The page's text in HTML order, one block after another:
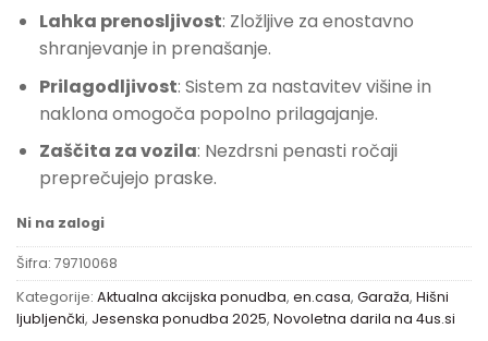
Lahka prenosljivost: Zložljive za enostavno
shranjevanje in prenašanje.
Prilagodljivost: Sistem za nastavitev višine in
naklona omogoča popolno prilagajanje.
Zaščita za vozila: Nezdrsni penasti ročaji
preprečujejo praske.
Ni na zalogi
Šifra: 79710068
Kategorije: Aktualna akcijska ponudba, en.casa, Garaža, Hišni
ljubljenčki, Jesenska ponudba 2025, Novoletna darila na 4us.si